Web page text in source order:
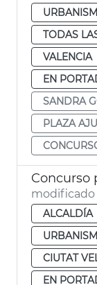
TODAS
VALENCIA
EN
SANDRA
PLAZA
Concurso
modificado
ALCALDÍA
CIUTAT
EN